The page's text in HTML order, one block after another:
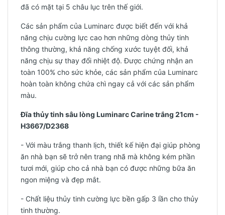
đã có mặt tại 5 châu lục trên thế giới.
Các sản phẩm của Luminarc được biết đến với khả
năng chịu cường lực cao hơn những dòng thủy tinh
thông thường, khả năng chống xước tuyệt đối, khả
năng chịu sự thay đổi nhiệt độ. Được chứng nhận an
toàn 100% cho sức khỏe, các sản phẩm của Luminarc
hoàn toàn không chứa chì ngay cả với các sản phẩm
màu.
Đĩa thủy tinh sâu lòng Luminarc Carine trắng 21cm -
H3667/D2368
- Với màu trắng thanh lịch, thiết kế hiện đại giúp phòng
ăn nhà bạn sẽ trở nên trang nhã mà không kém phần
tươi mới, giúp cho cả nhà bạn có được những bữa ăn
ngon miệng và đẹp mắt.
- Chất liệu thủy tinh cường lực bền gấp 3 lần cho thủy
tinh thường.